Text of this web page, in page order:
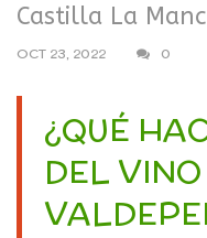
Castilla La
OCT 23, 2022 0
¿QUÉ
DEL